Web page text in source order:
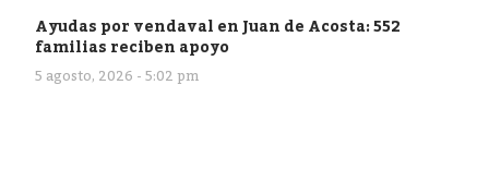
Ayudas por vendaval en Juan de Acosta: 552
familias reciben apoyo
5 agosto, 2026 - 5:02 pm